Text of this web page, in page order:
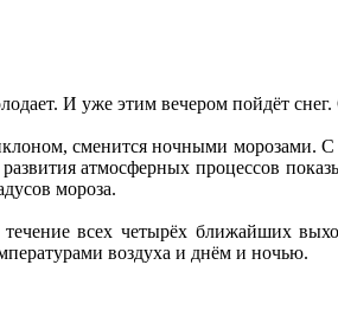
И уже этим вечером пойдёт
сменится ночными
атмосферных процессов
мороза.
всех четырёх ближайших
воздуха и днём и ночью.